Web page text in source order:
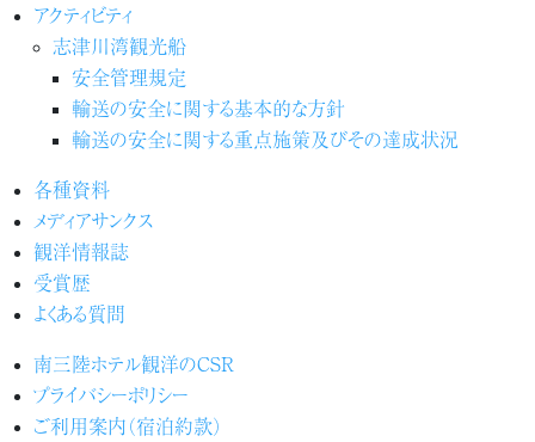
アクティビティ
志津川湾観光船
安全管理規定
輸送の安全に関する基本的な方針
輸送の安全に関する重点施策及びその達成状況
各種資料
メディアサンクス
観洋情報誌
受賞歴
よくある質問
南三陸ホテル観洋のCSR
プライバシーポリシー
ご利用案内（宿泊約款）